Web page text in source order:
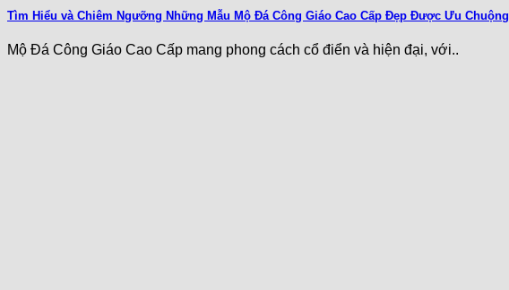
Tìm Hiểu và Chiêm Ngưỡng Những Mẫu Mộ Đá Công Giáo Cao Cấp Đẹp Được Ưu Chuộng
Mộ Đá Công Giáo Cao Cấp mang phong cách cổ điển và hiện đại, với..